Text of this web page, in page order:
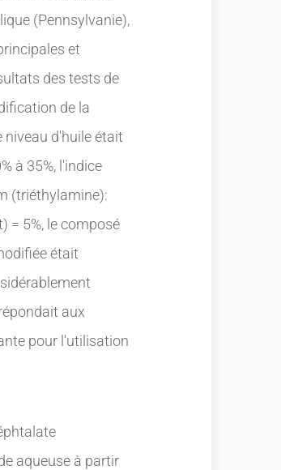
(Pennsylvanie),
et
des tests de
de la
niveau d'huile était
à 35%, l'indice
(triéthylamine):
= 5%, le composé
était
aux
pour l'utilisation
aqueuse à partir